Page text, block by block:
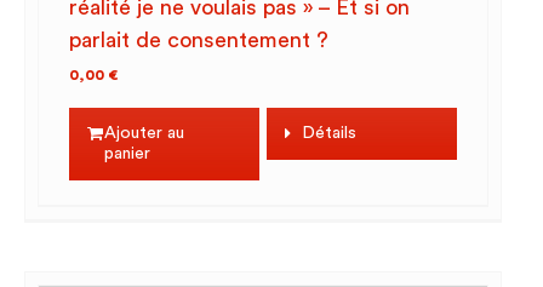
réalité je ne voulais pas » – Et si on
parlait de consentement ?
0,00 €
Ajouter au
panier
Détails